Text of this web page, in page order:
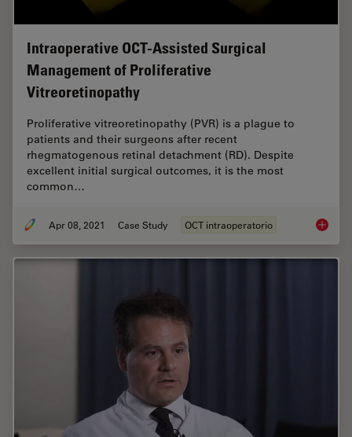
Intraoperative OCT-Assisted Surgical
Management of Proliferative
Vitreoretinopathy
Proliferative vitreoretinopathy (PVR) is a plague to
patients and their surgeons after recent
rhegmatogenous retinal detachment (RD). Despite
excellent initial surgical outcomes, it is the most
common…
Apr 08, 2021 Case Study OCT intraoperatorio